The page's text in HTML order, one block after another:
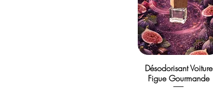
Désodorisant Voiture
Figue Gourmande